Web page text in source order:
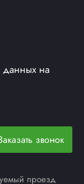
данных на
звонок
проезд